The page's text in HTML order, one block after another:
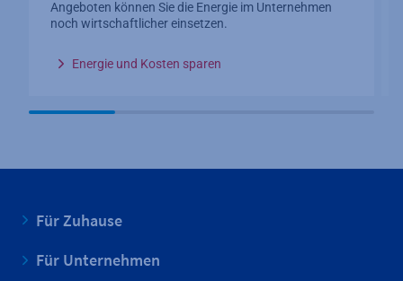
Angeboten können Sie die Energie im Unternehmen
noch wirtschaftlicher einsetzen.
Energie und Kosten sparen
Für Zuhause
Für Unternehmen